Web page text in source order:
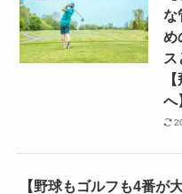
な
め
ス
へ
【野球もゴルフも4番が大